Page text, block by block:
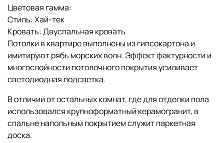
Цветовая гамма:
Стиль:Хай-тек
Кровать:Двуспальная кровать
Потолки в квартире выполнены из гипсокартона и
имитируют рябь морских волн. Эффект фактурности и
многослойности потолочного покрытия усиливает
светодиодная подсветка.
В отличии от остальных комнат, где для отделки пола
использовался крупноформатный керамогранит, в
спальне напольным покрытием служит паркетная
доска.